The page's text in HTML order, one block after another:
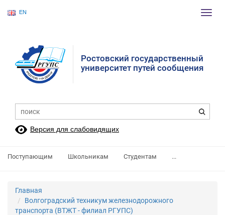
EN
Ростовский государственный
университет путей сообщения
Версия для слабовидящих
Поступающим Школьникам Студентам ...
Главная
Волгоградский техникум железнодорожного
транспорта (ВТЖТ - филиал РГУПС)